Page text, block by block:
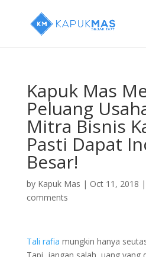
Kapuk Mas
Peluang
Mitra Bisnis
Pasti Dapat
Besar!
by Kapuk Mas | Oct 11, 2018 |
comments
Tali rafia mungkin hanya